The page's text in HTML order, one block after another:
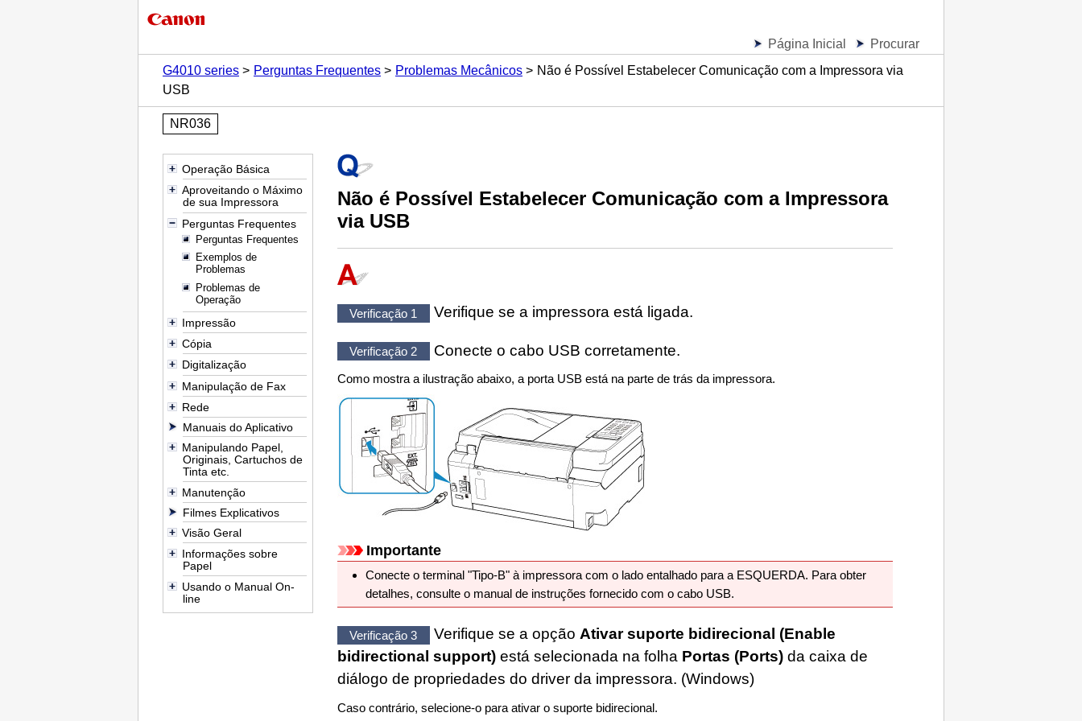
Página Inicial
Procurar
G4010 series
Perguntas Frequentes Problemas Mecânicos
Não é Possível Estabelecer Comunicação com a Impressora via
USB
NR036
Operação Básica
Aproveitando o Máximo
de sua Impressora
Perguntas Frequentes
Perguntas Frequentes
Exemplos de
Problemas
Problemas de
Operação
Impressão
Cópia
Digitalização
Manipulação de Fax
Rede
Manuais do Aplicativo
Manipulando Papel,
Originais, Cartuchos de
Tinta etc.
Manutenção
Filmes Explicativos
Visão Geral
Informações sobre
Papel
Usando o Manual On-
line
Não é Possível Estabelecer Comunicação com a Impressora
via USB
Verificação 1 Verifique se a impressoraestá ligada.
Verificação 2 Conecte o cabo USB corretamente.
Como mostra a ilustração abaixo, a porta USB está na parte de trás da impressora.
Importante
Conecte o terminal "Tipo-B" à impressoracom o lado entalhado para a ESQUERDA. Para obter
detalhes, consulte o manual de instruções fornecido com o cabo USB.
Verificação 3 Verifique se a opção Ativar suporte bidirecional (Enable
bidirectional support) está selecionada na folha Portas (Ports) da caixa de
diálogo de propriedades do driver da impressora. (Windows)
Caso contrário, selecione-o para ativar o suporte bidirecional.